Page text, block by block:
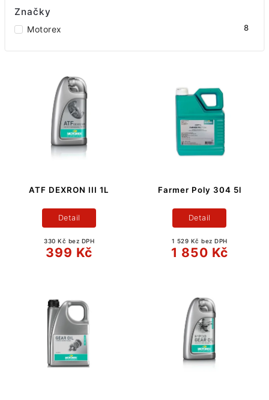
Značky
Motorex 8
ATF DEXRON III 1L
330 Kč bez DPH
399 Kč
Detail
Farmer Poly 304 5l
1 529 Kč bez DPH
1 850 Kč
Detail